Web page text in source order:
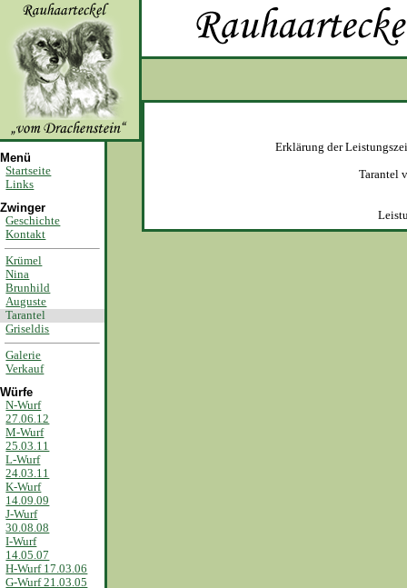
Menü
Startseite
Links
Zwinger
Geschichte
Kontakt
Krümel
Nina
Brunhild
Auguste
Tarantel
Griseldis
Galerie
Verkauf
Würfe
N-Wurf
27.06.12
M-Wurf
25.03.11
L-Wurf
24.03.11
K-Wurf
14.09.09
J-Wurf
30.08.08
I-Wurf
14.05.07
H-Wurf 17.03.06
G-Wurf 21.03.05
Erklärung der
Tarantel